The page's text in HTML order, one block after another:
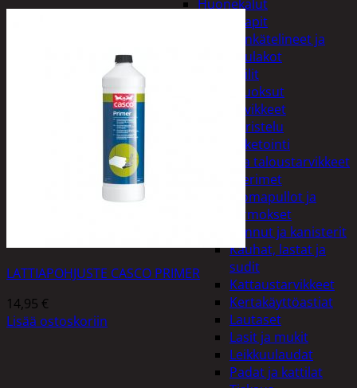
Huonekalut
Kaapit
Kenkätelineet ja
naulakot
Peilit
Huonetuoksut
Juhlatarvikkeet
Koristelu
Paketointi
Keittiö ja taloustarvikkeet
Aterimet
Juomapullot ja
termokset
Kannut ja kanisterit
Kauhat, lastat ja
sudit
Kattaustarvikkeet
Kertakäyttöastiat
Lautaset
Lasit ja mukit
Leikkuulaudat
Padat ja kattilat
LATTIAPOHJUSTE CASCO PRIMER
14,95 €
Lisää ostoskoriin